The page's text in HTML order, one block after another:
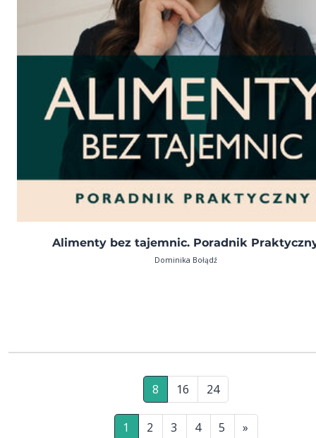
Alimenty bez tajemnic. Poradnik
Dominika Bołądź
8 16 24
1 2 3 4 5 »